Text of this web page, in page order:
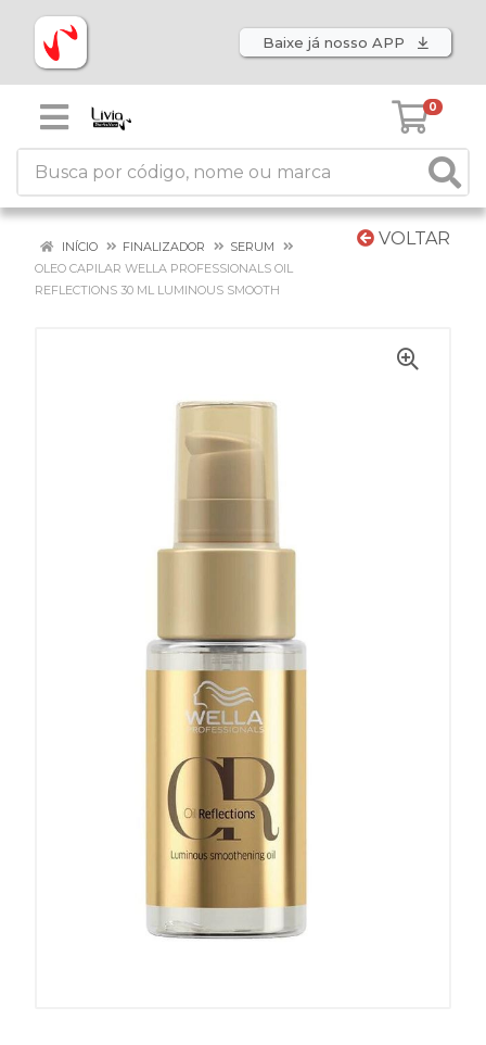
Baixe já nosso APP
0
VOLTAR
INÍCIO FINALIZADOR
SERUM
OLEO CAPILAR WELLA PROFESSIONALS OIL
REFLECTIONS 30 ML LUMINOUS SMOOTH